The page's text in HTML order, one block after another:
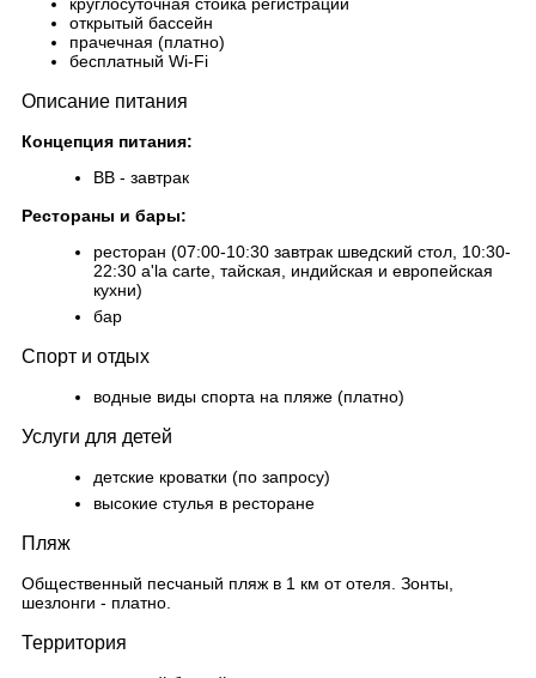
открытый бассейн
прачечная (платно)
бесплатный Wi-Fi
Описание питания
Концепция питания:
BB - завтрак
Рестораны и бары:
ресторан (07:00-10:30 завтрак шведский стол, 10:30-
22:30 a'la carte, тайская, индийская и европейская
кухни)
бар
Спорт и отдых
водные виды спорта на пляже (платно)
Услуги для детей
детские кроватки (по запросу)
высокие стулья в ресторане
Пляж
Общественный песчаный пляж в 1 км от отеля. Зонты,
шезлонги - платно.
Территория